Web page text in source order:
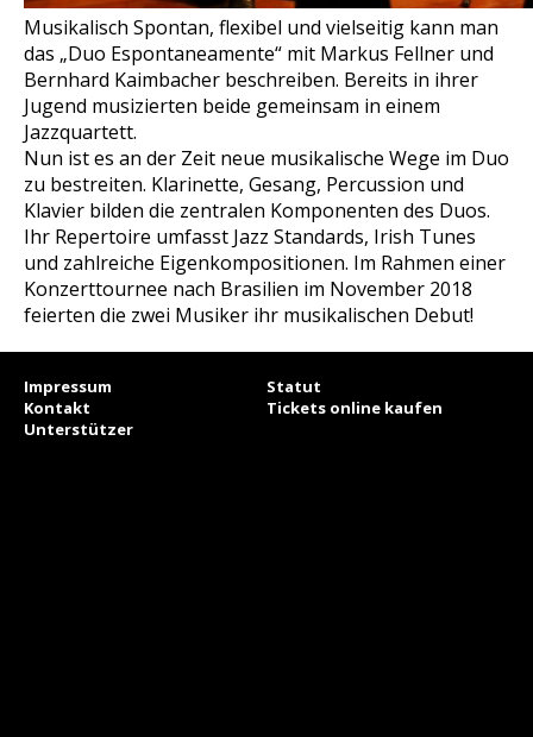
Musikalisch Spontan, flexibel und vielseitig kann man
das „Duo Espontaneamente“ mit Markus Fellner und
Bernhard Kaimbacher beschreiben. Bereits in ihrer
Jugend musizierten beide gemeinsam in einem
Jazzquartett.
Nun ist es an der Zeit neue musikalische Wege im Duo
zu bestreiten. Klarinette, Gesang, Percussion und
Klavier bilden die zentralen Komponenten des Duos.
Ihr Repertoire umfasst Jazz Standards, Irish Tunes
und zahlreiche Eigenkompositionen. Im Rahmen einer
Konzerttournee nach Brasilien im November 2018
feierten die zwei Musiker ihr musikalischen Debut!
Impressum
Statut
Kontakt
Tickets online kaufen
Unterstützer